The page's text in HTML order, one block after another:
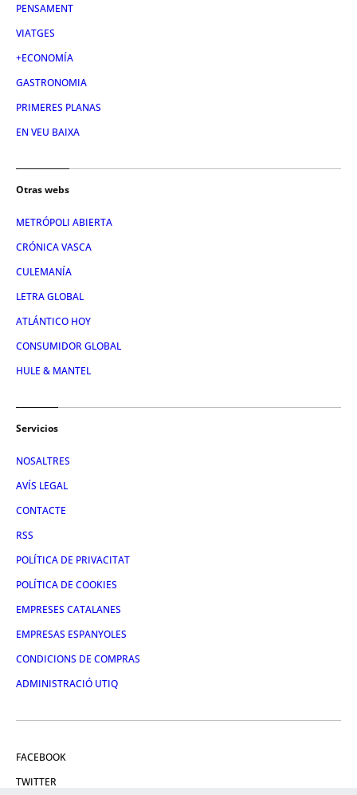
PENSAMENT
VIATGES
+ECONOMÍA
GASTRONOMIA
PRIMERES PLANAS
EN VEU BAIXA
Otras webs
METRÓPOLI ABIERTA
CRÓNICA VASCA
CULEMANÍA
LETRA GLOBAL
ATLÁNTICO HOY
CONSUMIDOR GLOBAL
HULE & MANTEL
Servicios
NOSALTRES
AVÍS LEGAL
CONTACTE
RSS
POLÍTICA DE PRIVACITAT
POLÍTICA DE COOKIES
EMPRESES CATALANES
EMPRESAS ESPANYOLES
CONDICIONS DE COMPRAS
ADMINISTRACIÓ UTIQ
FACEBOOK
TWITTER